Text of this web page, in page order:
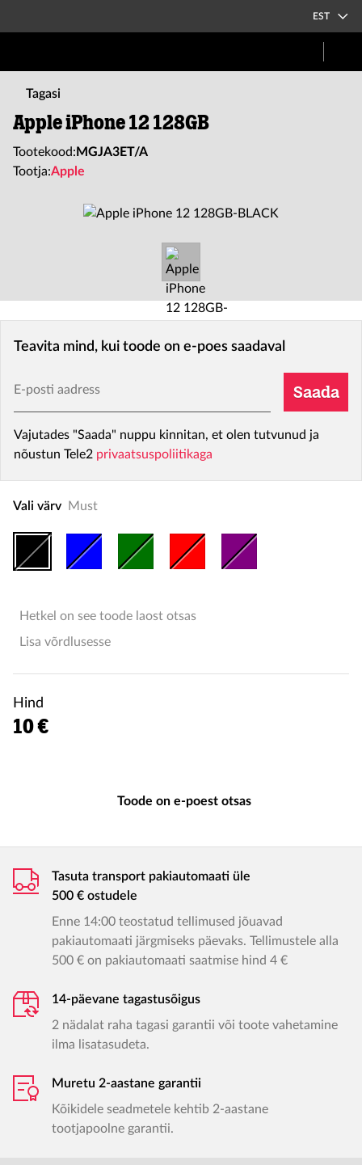
EST
Tagasi
Apple iPhone 12 128GB
Tootekood: MGJA3ET/A
Tootja:Apple
Teavita mind, kui toode on e-poes saadaval
E-posti aadress
Saada
Vajutades "Saada" nuppu kinnitan, et olen tutvunud ja
nõustun Tele2 privaatsuspoliitikaga
Vali värv Must
Hetkel on see toode laost otsas
Lisa võrdlusesse
Hind
10 €
Toode on e-poest otsas
Tasuta transport pakiautomaati üle
500 € ostudele
Enne 14:00 teostatud tellimused jõuavad
pakiautomaati järgmiseks päevaks. Tellimustele alla
500 € on pakiautomaati saatmise hind 4 €
14-päevane tagastusõigus
2 nädalat raha tagasi garantii või toote vahetamine
ilma lisatasudeta.
Muretu 2-aastane garantii
Kõikidele seadmetele kehtib 2-aastane
tootjapoolne garantii.